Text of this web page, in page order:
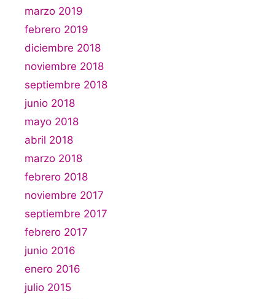
marzo 2019
febrero 2019
diciembre 2018
noviembre 2018
septiembre 2018
junio 2018
mayo 2018
abril 2018
marzo 2018
febrero 2018
noviembre 2017
septiembre 2017
febrero 2017
junio 2016
enero 2016
julio 2015